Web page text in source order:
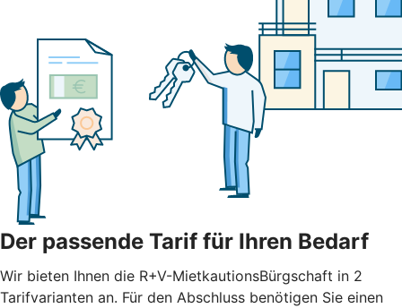
Der passende Tarif für Ihren Bedarf
Wir bieten Ihnen die R+V-MietkautionsBürgschaft in 2
Tarifvarianten an. Für den Abschluss benötigen Sie einen